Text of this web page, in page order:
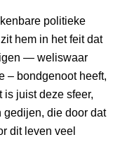
politieke
hem in het feit dat
— weliswaar
– bondgenoot heeft,
is juist deze sfeer,
gedijen, die door dat
dit leven veel